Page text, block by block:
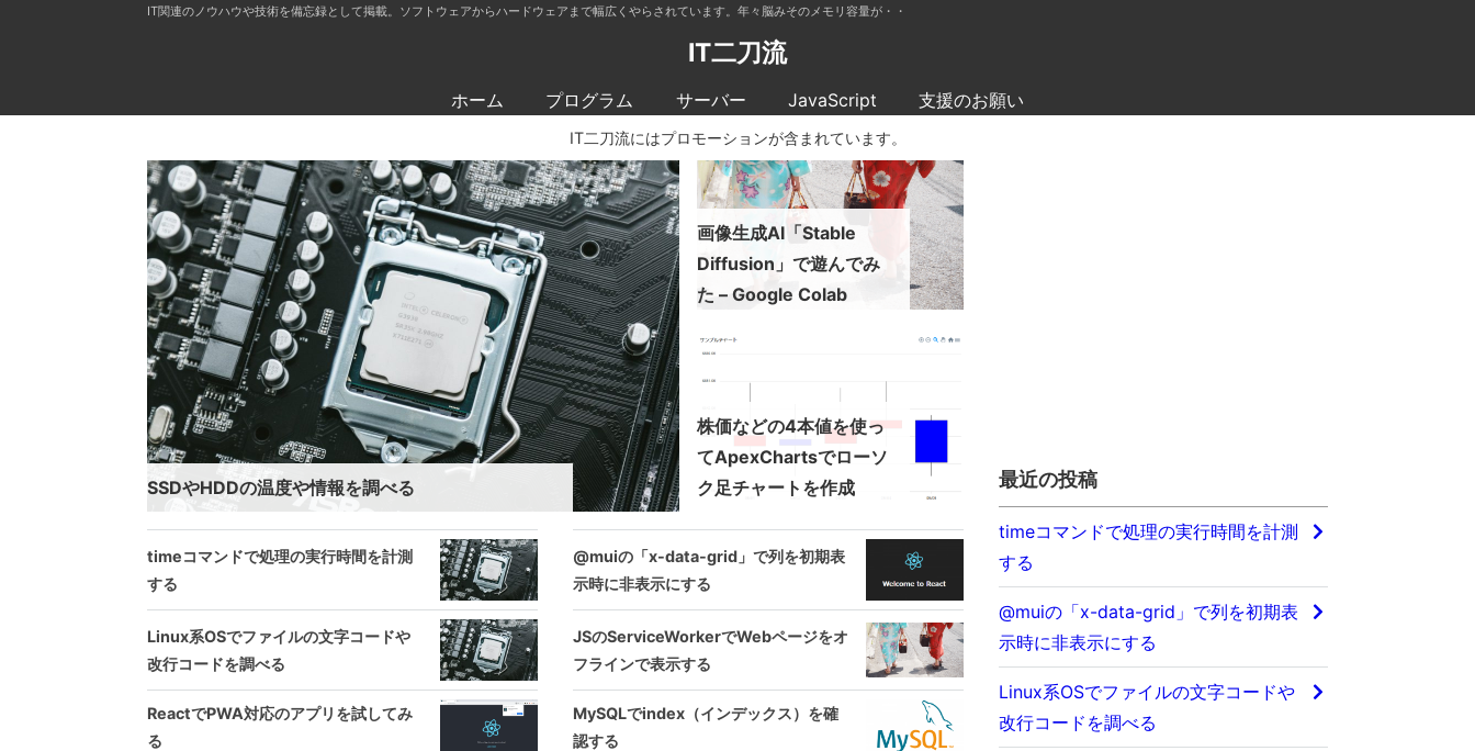
IT関連のノウハウや技術を備忘録として掲載。ソフトウェアからハードウェアまで幅広くやらされています。年々脳みそのメモリ容量が・・
IT二刀流
ホーム プログラム サーバー JavaScript 支援のお願い
IT二刀流にはプロモーションが含まれています。
SSDやHDDの温度や情報を調べる
株価などの4本値を使っ
てApexChartsでローソ
ク足チャートを作成
画像生成AI「Stable
Diffusion」で遊んでみ
た – Google Colab
timeコマンドで処理の実行時間を計測
する
@muiの「x-data-grid」で列を初期表
示時に非表示にする
Linux系OSでファイルの文字コードや
改行コードを調べる
JSのServiceWorkerでWebページをオ
フラインで表示する
ReactでPWA対応のアプリを試してみ
る
MySQLでindex（インデックス）を確
認する
最近の投稿
timeコマンドで処理の実行時間を計測
する
@muiの「x-data-grid」で列を初期表
示時に非表示にする
Linux系OSでファイルの文字コードや
改行コードを調べる